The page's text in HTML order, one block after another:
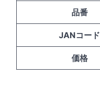
品番
JANコード
価格